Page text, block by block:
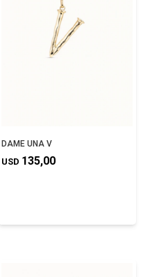
DAME UNA V
USD 135,00